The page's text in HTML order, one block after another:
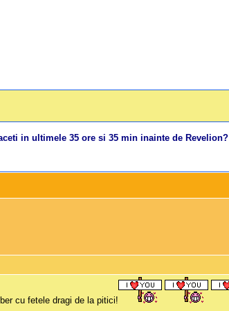
in ultimele 35 ore si 35 min inainte de Revelion?
cu fetele dragi de la pitici!